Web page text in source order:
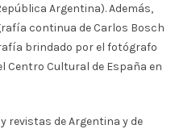
Argentina). Además,
continua de Carlos Bosch
brindado por el fotógrafo
Centro Cultural de España en
revistas de Argentina y de